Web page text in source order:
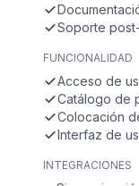
Soporte
FUNCIONALIDAD
Acceso de
Catálogo de
Colocación
Interfaz de
INTEGRACIONES